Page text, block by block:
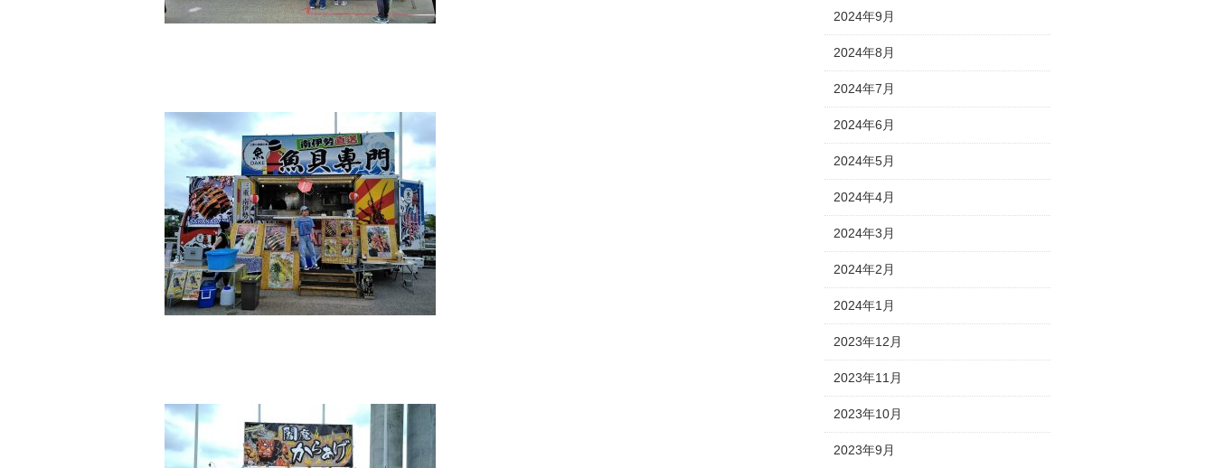
2024年9月
2024年8月
2024年7月
2024年6月
2024年5月
2024年4月
2024年3月
2024年2月
2024年1月
2023年12月
2023年11月
2023年10月
2023年9月